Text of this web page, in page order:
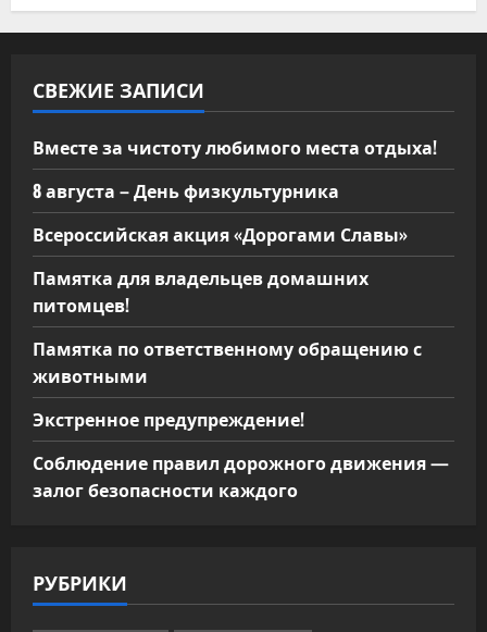
СВЕЖИЕ ЗАПИСИ
Вместе за чистоту любимого места отдыха!
8 августа – День физкультурника
Всероссийская акция «Дорогами Славы»
Памятка для владельцев домашних
питомцев!
Памятка по ответственному обращению с
животными
Экстренное предупреждение!
Соблюдение правил дорожного движения —
залог безопасности каждого
РУБРИКИ